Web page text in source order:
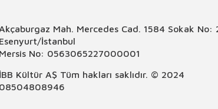
Mah. Mercedes Cad. 1584 Sokak No:
Esenyurt/İstanbul
Mersis No: 0563065227000001
İBB Kültür AŞ Tüm hakları saklıdır. © 2024
08504808946